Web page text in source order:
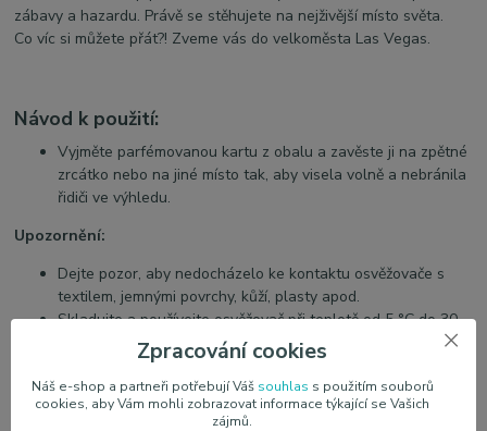
zábavy a hazardu. Právě se stěhujete na nejživější místo světa.
Co víc si můžete přát?! Zveme vás do velkoměsta Las Vegas.
Návod k použití:
Vyjměte parfémovanou kartu z obalu a zavěste ji na zpětné
zrcátko nebo na jiné místo tak, aby visela volně a nebránila
řidiči ve výhledu.
Upozornění:
Dejte pozor, aby nedocházelo ke kontaktu osvěžovače s
textilem, jemnými povrchy, kůží, plasty apod.
Skladujte a používejte osvěžovač při teplotě od 5 °C do 30
Nevystavujte výrobek přímému slunečnímu záření.
Parfémové vůně do auta IMAO Parfums dodáváme i
Zpracování cookies
Náš e-shop a partneři potřebují Váš souhlas s použitím souborů
cookies, aby Vám mohli zobrazovat informace týkající se Vašich
zájmů.